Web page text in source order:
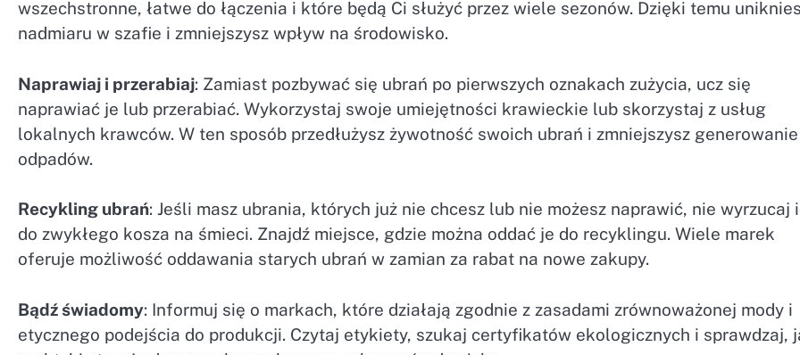
wszechstronne, łatwe do łączenia i które będą Ci służyć przez wiele sezonów. Dzięki temu
nadmiaru w szafie i zmniejszysz wpływ na środowisko.
Naprawiaj i przerabiaj: Zamiast pozbywać się ubrań po pierwszych oznakach zużycia, ucz się
naprawiać je lub przerabiać. Wykorzystaj swoje umiejętności krawieckie lub skorzystaj z usług
lokalnych krawców. W ten sposób przedłużysz żywotność swoich ubrań i zmniejszysz generowanie
odpadów.
Recykling ubrań: Jeśli masz ubrania, których już nie chcesz lub nie możesz naprawić, nie wyrzucaj
do zwykłego kosza na śmieci. Znajdź miejsce, gdzie można oddać je do recyklingu. Wiele marek
oferuje możliwość oddawania starych ubrań w zamian za rabat na nowe zakupy.
Bądź świadomy: Informuj się o markach, które działają zgodnie z zasadami zrównoważonej mody i
etycznego podejścia do produkcji. Czytaj etykiety, szukaj certyfikatów ekologicznych i sprawdzaj,